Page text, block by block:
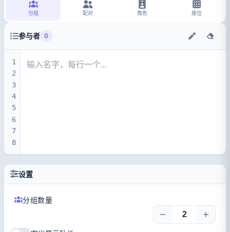
分组 配对 角色 座位
参与者 0
1
2
3
4
5
6
7
8
设置
分组数量